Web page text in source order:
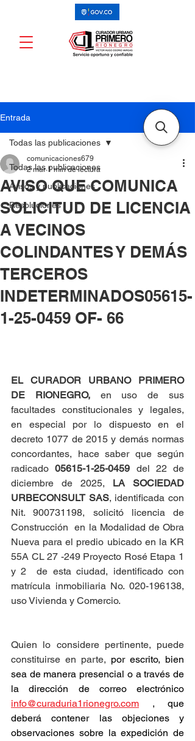
Entrada
Todas las publicaciones
Avisos y publicaciones
Resoluciones
Todas las publicaciones
AVISO QUE COMUNICA
SOLICITUD DE LICENCIA
A VECINOS
COLINDANTES Y DEMÁS
TERCEROS
INDETERMINADOS05615-
1-25-0459 OF- 66
comunicaciones679
2 mar 1 min de lectura
EL CURADOR URBANO PRIMERO
DE RIONEGRO, en uso de sus
facultades constitucionales y legales,
en especial por lo dispuesto en el
decreto 1077 de 2015 y demás normas
concordantes, hace saber que según
radicado 05615-1-25-0459 del 22 de
diciembre de 2025, LA SOCIEDAD
URBECONSULT SAS, identificada con
Nit. 900731198, solicitó licencia de
Construcción  en la Modalidad de Obra
Nueva para el predio ubicado en la KR
55A CL 27 -249 Proyecto Rosé Etapa 1
y 2  de esta ciudad, identificado con
matrícula inmobiliaria No. 020-196138,
uso Vivienda y Comercio.
Quien lo considere pertinente, puede
constituirse en parte, por escrito, bien
sea de manera presencial o a través de
info@curaduria1rionegro.com , que
deberá contener las objeciones y
observaciones sobre la expedición de